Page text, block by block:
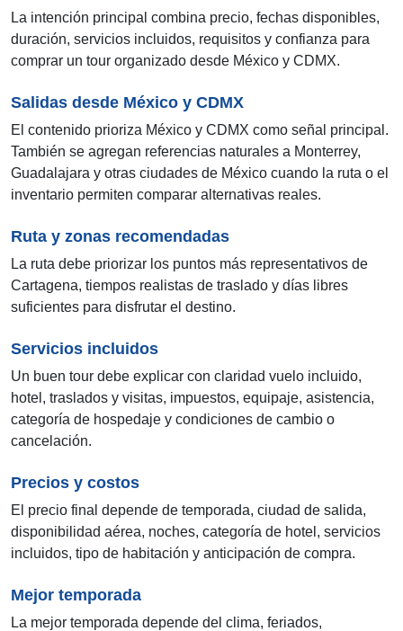
La intención principal combina precio, fechas disponibles,
duración, servicios incluidos, requisitos y confianza para
comprar un tour organizado desde México y CDMX.
Salidas desde México y CDMX
El contenido prioriza México y CDMX como señal principal.
También se agregan referencias naturales a Monterrey,
Guadalajara y otras ciudades de México cuando la ruta o el
inventario permiten comparar alternativas reales.
Ruta y zonas recomendadas
La ruta debe priorizar los puntos más representativos de
Cartagena, tiempos realistas de traslado y días libres
suficientes para disfrutar el destino.
Servicios incluidos
Un buen tour debe explicar con claridad vuelo incluido,
hotel, traslados y visitas, impuestos, equipaje, asistencia,
categoría de hospedaje y condiciones de cambio o
cancelación.
Precios y costos
El precio final depende de temporada, ciudad de salida,
disponibilidad aérea, noches, categoría de hotel, servicios
incluidos, tipo de habitación y anticipación de compra.
Mejor temporada
La mejor temporada depende del clima, feriados,